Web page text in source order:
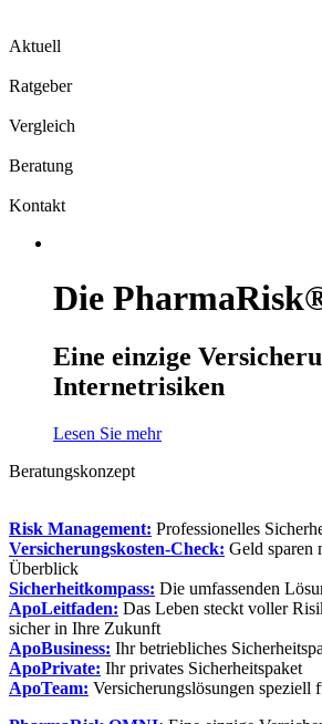
Aktuell
Ratgeber
Vergleich
Beratung
Kontakt
Die
Eine einzige
Internetrisiken
Lesen Sie mehr
Beratungskonzept
Risk Management: Professionelles
Versicherungskosten-Check: Geld sparen
Überblick
Sicherheitkompass: Die umfassenden
ApoLeitfaden: Das Leben steckt voller
sicher in Ihre Zukunft
ApoBusiness: Ihr betriebliches
ApoPrivate: Ihr privates Sicherheitspaket
ApoTeam: Versicherungslösungen speziell